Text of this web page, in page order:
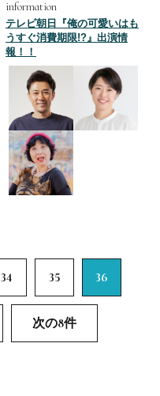
information
テレビ朝日『俺の可愛いはも
うすぐ消費期限!?』出演情
報！！
34 35 36
次の8件